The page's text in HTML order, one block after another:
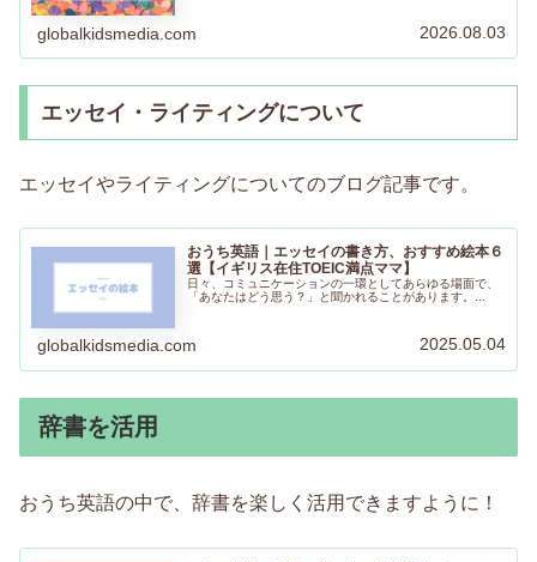
globalkidsmedia.com 2026.08.03
エッセイ・ライティングについて
エッセイやライティングについてのブログ記事です。
おうち英語｜エッセイの書き方、おすすめ絵本６
選【イギリス在住TOEIC満点ママ】
日々、コミュニケーションの一環としてあらゆる場面で、
「あなたはどう思う？」と聞かれることがあります。...
globalkidsmedia.com 2025.05.04
辞書を活用
おうち英語の中で、辞書を楽しく活用できますように！